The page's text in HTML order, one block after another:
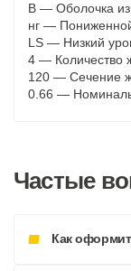
В — Оболочка из
нг —
LS — Низкий
4 — Количество
120 — Сечение
0.66 —
Частые
Как